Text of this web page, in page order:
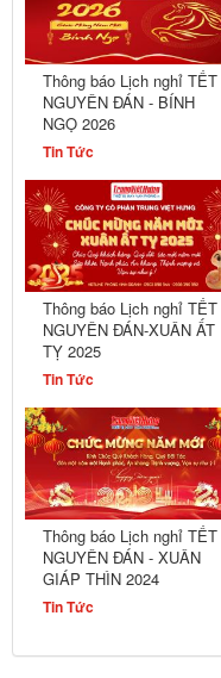
Thông báo Lịch nghỉ TẾT
NGUYÊN ĐÁN - BÍNH
NGỌ 2026
Tin Tức
Thông báo Lịch nghỉ TẾT
NGUYÊN ĐÁN-XUÂN ẤT
TỴ 2025
Tin Tức
Thông báo Lịch nghỉ TẾT
NGUYÊN ĐÁN - XUÂN
GIÁP THÌN 2024
Tin Tức